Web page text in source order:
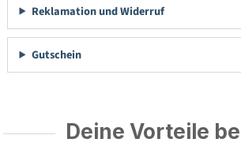
Reklamation und Widerruf
Gutschein
Deine Vorteile